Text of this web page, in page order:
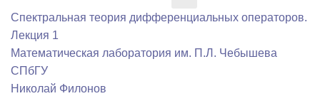
Спектральная теория дифференциальных операторов.
Лекция 1
Математичеcкая лаборатория им. П.Л. Чебышева
СПбГУ
Николай Филонов